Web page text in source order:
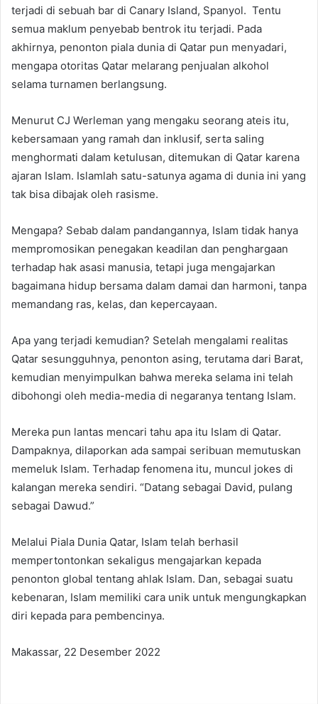
terjadi di sebuah bar di Canary Island, Spanyol. Tentu
semua maklum penyebab bentrok itu terjadi. Pada
akhirnya, penonton piala dunia di Qatar pun menyadari,
mengapa otoritas Qatar melarang penjualan alkohol
selama turnamen berlangsung.
Menurut CJ Werleman yang mengaku seorang ateis itu,
kebersamaan yang ramah dan inklusif, serta saling
menghormati dalam ketulusan, ditemukan di Qatar karena
ajaran Islam. Islamlah satu-satunya agama di dunia ini yang
tak bisa dibajak oleh rasisme.
Mengapa? Sebab dalam pandangannya, Islam tidak hanya
mempromosikan penegakan keadilan dan penghargaan
terhadap hak asasi manusia, tetapi juga mengajarkan
bagaimana hidup bersama dalam damai dan harmoni, tanpa
memandang ras, kelas, dan kepercayaan.
Apa yang terjadi kemudian? Setelah mengalami realitas
Qatar sesungguhnya, penonton asing, terutama dari Barat,
kemudian menyimpulkan bahwa mereka selama ini telah
dibohongi oleh media-media di negaranya tentang Islam.
Mereka pun lantas mencari tahu apa itu Islam di Qatar.
Dampaknya, dilaporkan ada sampai seribuan memutuskan
memeluk Islam. Terhadap fenomena itu, muncul jokes di
kalangan mereka sendiri. “Datang sebagai David, pulang
sebagai Dawud.”
Melalui Piala Dunia Qatar, Islam telah berhasil
mempertontonkan sekaligus mengajarkan kepada
penonton global tentang ahlak Islam. Dan, sebagai suatu
kebenaran, Islam memiliki cara unik untuk mengungkapkan
diri kepada para pembencinya.
Makassar, 22 Desember 2022